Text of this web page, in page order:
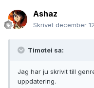
Ashaz
Skrivet december
Timotei sa:
Jag har ju skrivit till
uppdatering.